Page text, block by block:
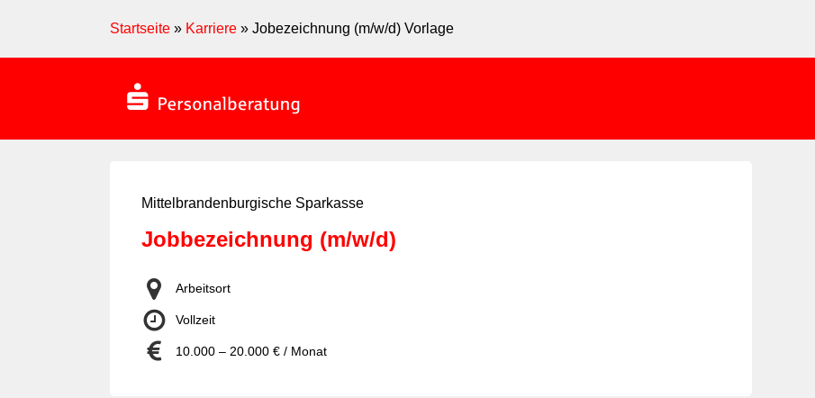
Startseite » Karriere » Jobezeichnung (m/w/d) Vorlage
Mittelbrandenburgische Sparkasse
Jobbezeichnung (m/w/d)
Arbeitsort
Vollzeit
10.000 – 20.000 € / Monat